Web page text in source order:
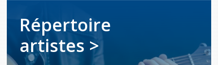
Répertoire
artistes >